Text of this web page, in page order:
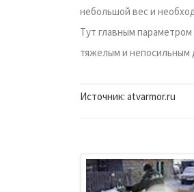
небольшой вес и
Тут главным
тяжелым и непосильным
Источник: atvarmor.ru